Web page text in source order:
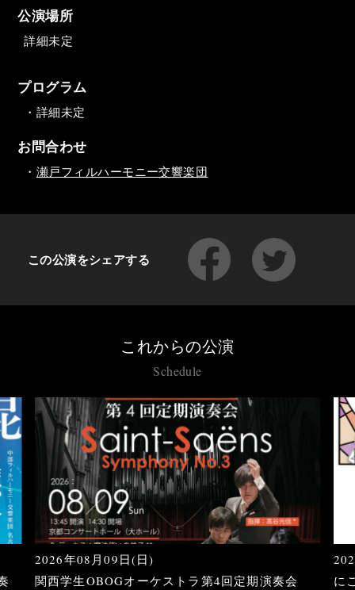
公演場所
詳細未定
プログラム
・詳細未定
お問合わせ
・ 瀬戸フィルハーモニー交響楽団
この公演をシェアする
これからの公演
Schedule
2026年08月09日(日)
関西学生OBOGオーケストラ第4回定期演奏会
に